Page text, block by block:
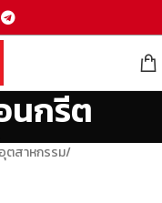
นกรีต
ตสาหกรรม/